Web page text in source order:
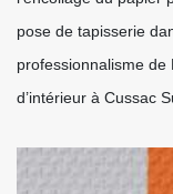
pose de tapisserie
professionnalisme
d’intérieur à Cussac